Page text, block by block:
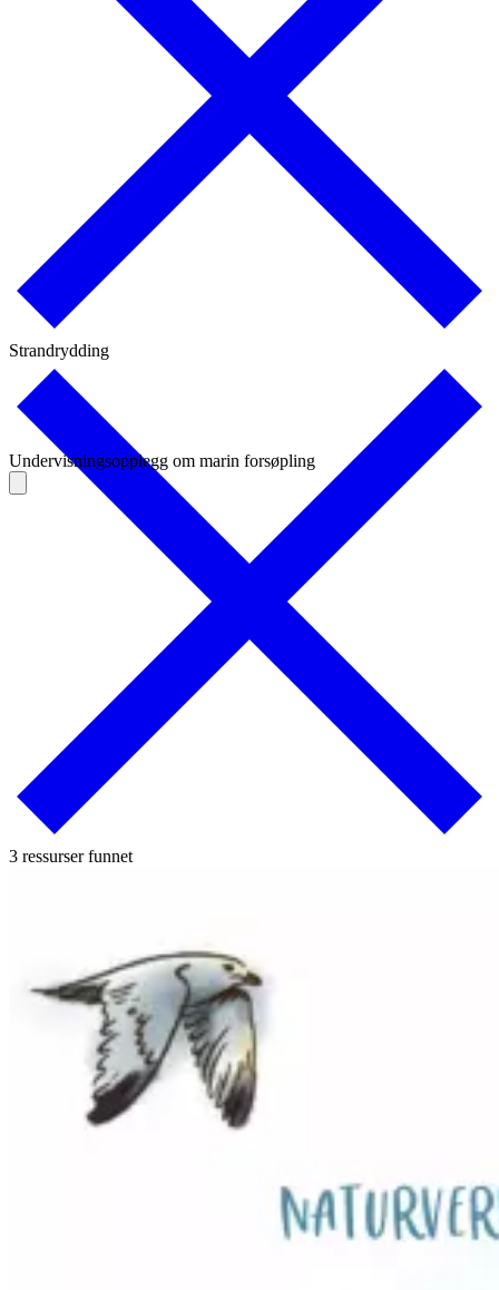
Undervisningsopplegg om marin forsøpling
Strandrydding
3 ressurser funnet